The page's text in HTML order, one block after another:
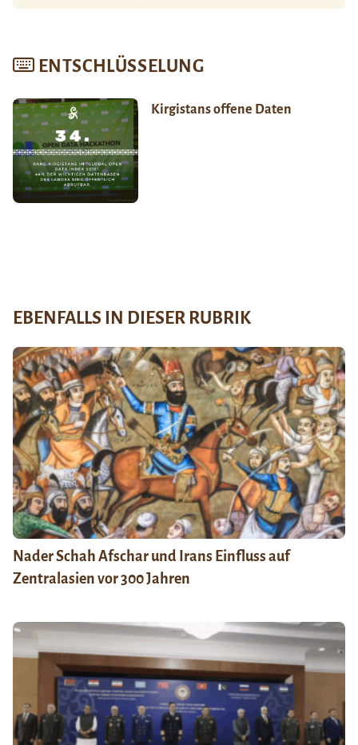
ENTSCHLÜSSELUNG
Kirgistans offene Daten
EBENFALLS IN DIESER RUBRIK
Nader Schah Afschar und Irans Einfluss auf
Zentralasien vor 300 Jahren